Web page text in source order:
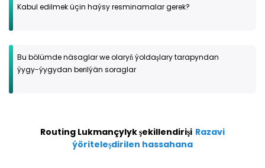
Kabul edilmek üçin haýsy resminamalar gerek?
Bu bölümde näsaglar we olaryň ýoldaşlary tarapyndan
ýygy-ýygydan berilýän soraglar
Routing Lukmançylyk şekillendirişi Razavi
ýöriteleşdirilen hassahana